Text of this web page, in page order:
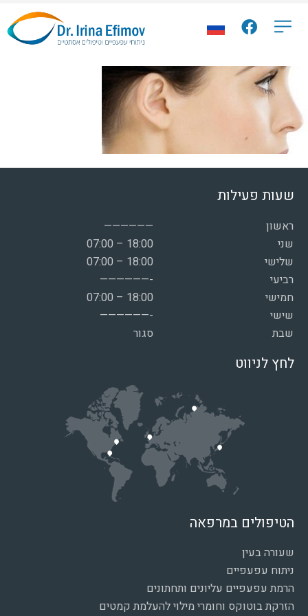
שעות פעילות
——————
ראשון
07:00 – 18:00
שני
07:00 – 18:00
שלישי
——————-
רביעי
07:00 – 18:00
חמישי
——————-
שישי
סגור
שבת
לחץ לניווט
הטיפולים במרפאה
שעורה בעין
ניתוח עפעפיים
הרמת עפעפיים עליונים ותחתונים
הזרקת בוטוקס וחומרי מילוי להעלמת קמטים